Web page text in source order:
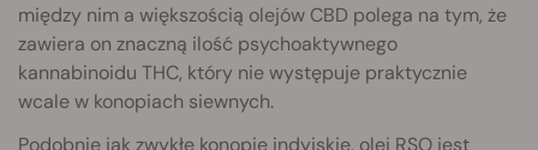
między nim a większością olejów CBD polega na tym, że
zawiera on znaczną ilość psychoaktywnego
kannabinoidu THC, który nie występuje praktycznie
wcale w konopiach siewnych.